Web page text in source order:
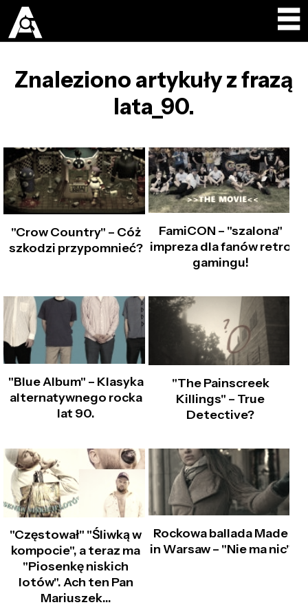
Znaleziono artykuły z frazą
lata_90.
"Crow Country" – Cóż
szkodzi przypomnieć?
FamiCON – "szalona"
impreza dla fanów retro
gamingu!
"Blue Album" – Klasyka
alternatywnego rocka
lat 90.
"The Painscreek
Killings" – True
Detective?
"Częstował" "Śliwką w
kompocie", a teraz ma
"Piosenkę niskich
lotów". Ach ten Pan
Mariuszek…
Rockowa ballada Made
in Warsaw – "Nie ma nic"